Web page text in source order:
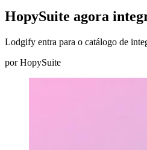
HopySuite agora
Lodgify entra para o catálogo de
por HopySuite